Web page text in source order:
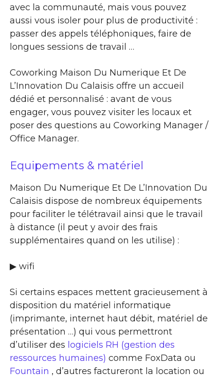
avec la communauté, mais vous pouvez
aussi vous isoler pour plus de productivité :
passer des appels téléphoniques, faire de
longues sessions de travail …
Coworking Maison Du Numerique Et De
L’Innovation Du Calaisis offre un accueil
dédié et personnalisé : avant de vous
engager, vous pouvez visiter les locaux et
poser des questions au Coworking Manager /
Office Manager.
Equipements & matériel
Maison Du Numerique Et De L’Innovation Du
Calaisis dispose de nombreux équipements
pour faciliter le télétravail ainsi que le travail
à distance (il peut y avoir des frais
supplémentaires quand on les utilise) :
▶ wifi
Si certains espaces mettent gracieusement à
disposition du matériel informatique
(imprimante, internet haut débit, matériel de
présentation …) qui vous permettront
d’utiliser des logiciels RH (gestion des
ressources humaines) comme FoxData ou
Fountain , d’autres factureront la location ou